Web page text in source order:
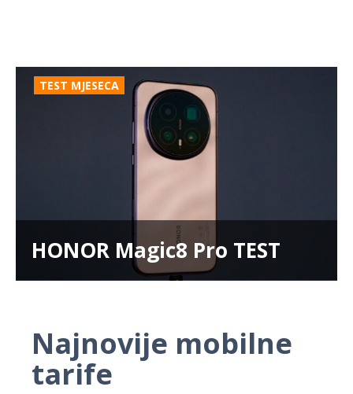
TEST MJESECA
HONOR Magic8 Pro TEST
Najnovije mobilne
tarife